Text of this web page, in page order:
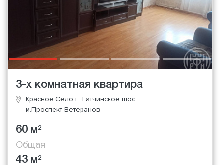
3-х комнатная квартира
Красное Село г., Гатчинское шос.
м.Проспект Ветеранов
60 м2
Общая
43 м2